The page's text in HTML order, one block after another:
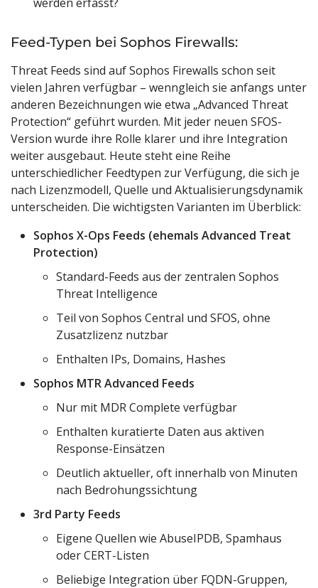
Feed-Typen bei Sophos Firewalls:
Threat Feeds sind auf Sophos Firewalls schon seit
vielen Jahren verfügbar – wenngleich sie anfangs unter
anderen Bezeichnungen wie etwa „Advanced Threat
Protection“ geführt wurden. Mit jeder neuen SFOS-
Version wurde ihre Rolle klarer und ihre Integration
weiter ausgebaut. Heute steht eine Reihe
unterschiedlicher Feedtypen zur Verfügung, die sich je
nach Lizenzmodell, Quelle und Aktualisierungsdynamik
unterscheiden. Die wichtigsten Varianten im Überblick:
Sophos X-Ops Feeds (ehemals Advanced Treat
Protection)
Standard-Feeds aus der zentralen Sophos
Threat Intelligence
Teil von Sophos Central und SFOS, ohne
Zusatzlizenz nutzbar
Enthalten IPs, Domains, Hashes
Sophos MTR Advanced Feeds
Nur mit MDR Complete verfügbar
Enthalten kuratierte Daten aus aktiven
Response-Einsätzen
Deutlich aktueller, oft innerhalb von Minuten
nach Bedrohungssichtung
3rd Party Feeds
Eigene Quellen wie AbuseIPDB, Spamhaus
oder CERT-Listen
Beliebige Integration über FQDN-Gruppen,